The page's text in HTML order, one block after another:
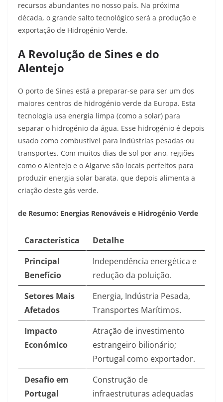
recursos abundantes no nosso país. Na próxima
década, o grande salto tecnológico será a produção e
exportação de Hidrogénio Verde.
A Revolução de Sines e do
Alentejo
O porto de Sines está a preparar-se para ser um dos
maiores centros de hidrogénio verde da Europa. Esta
tecnologia usa energia limpa (como a solar) para
separar o hidrogénio da água. Esse hidrogénio é depois
usado como combustível para indústrias pesadas ou
transportes. Com muitos dias de sol por ano, regiões
como o Alentejo e o Algarve são locais perfeitos para
produzir energia solar barata, que depois alimenta a
criação deste gás verde.
de Resumo: Energias Renováveis e Hidrogénio Verde
Característica
Detalhe
Principal
Benefício
Independência energética e
redução da poluição.
Setores Mais
Afetados
Energia, Indústria Pesada,
Transportes Marítimos.
Impacto
Económico
Atração de investimento
estrangeiro bilionário;
Portugal como exportador.
Desafio em
Portugal
Construção de
infraestruturas adequadas